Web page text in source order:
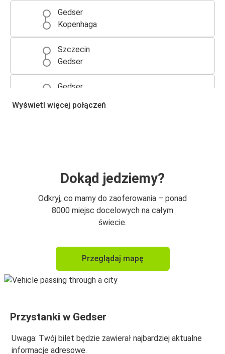
Gedser
Kopenhaga
Szczecin
Gedser
Gedser
Gedser
Wyświetl więcej połączeń
Dokąd jedziemy?
Odkryj, co mamy do zaoferowania – ponad
8000 miejsc docelowych na całym
świecie.
Przeglądaj mapę
Przystanki w Gedser
Uwaga: Twój bilet będzie zawierał najbardziej aktualne
informacje adresowe.